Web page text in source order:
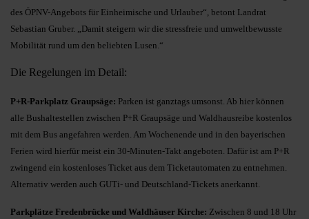
des ÖPNV-Angebots für Einheimische und Urlauber“, betont Landrat
Sebastian Gruber. „Damit steigern wir die stressfreie und umweltbewusste
Mobilität rund um den beliebten Lusen.“
Die Regelungen im Detail:
P+R-Parkplatz Graupsäge: Parken ist ganztags umsonst. Ab hier können
alle Bushaltestellen zwischen P+R Graupsäge und Waldhausreibe kostenlos
mit dem Bus angefahren werden. Am Wochenende und in den bayerischen
Ferien wird hierfür meist ein 30-Minuten-Takt angeboten. Dafür ist am P+R
zwingend ein kostenloses Ticket aus dem Ticketautomaten zu entnehmen.
Alternativ werden auch GUTi- und Deutschland-Tickets anerkannt.
Parkplätze Fredenbrücke und Waldhäuser Kirche: Zwischen 8 und 18 Uhr